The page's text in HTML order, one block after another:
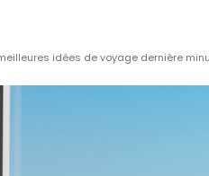
idées de voyage dernière